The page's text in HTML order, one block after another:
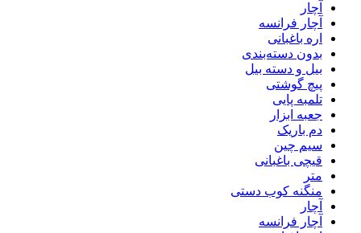
آچار
آچار فرانسه
اره باغبانی
بدون دسته‌بندی
بیل و دسته بیل
پیچ گوشتی
تلمبه پایی
جعبه ابزار
دم باریک
سیم چین
قیچی باغبانی
متر
منگنه کوب دستی
آچار
آچار فرانسه